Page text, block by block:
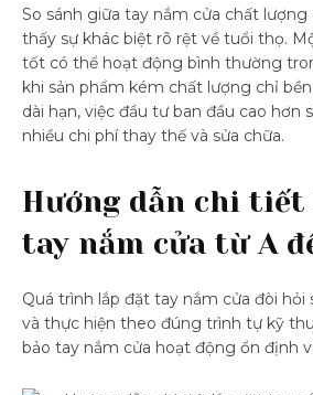
So sánh giữa tay nắm cửa chất lượng
thấy sự khác biệt rõ rệt về tuổi thọ.
tốt có thể hoạt động bình thường
khi sản phẩm kém chất lượng chỉ
dài hạn, việc đầu tư ban đầu cao hơn
nhiều chi phí thay thế và sửa chữa.
Hướng dẫn chi
tay nắm cửa từ A
Quá trình lắp đặt tay nắm cửa đòi hỏi
và thực hiện theo đúng trình tự kỹ
bảo tay nắm cửa hoạt động ổn định